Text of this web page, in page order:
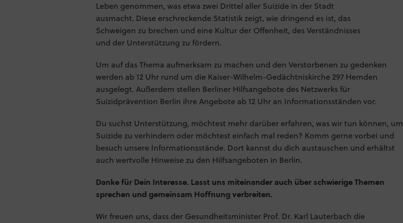
Leben genommen, was etwa zwei Drittel aller Suizide in der Stadt
ausmacht. Diese erschreckende Statistik zeigt, wie dringend es ist, das
Schweigen zu brechen und eine Kultur der Offenheit, des Verständnisses
und der Unterstützung zu fördern.
Um auf das Thema aufmerksam zu machen und den Verstorbenen zu gedenken
werden ab 12 Uhr rund um die Kaiser-Wilhelm-Gedächtniskirche 297 Hemden
ausgelegt. Außerdem stellen Berliner Hilfsangebote des Netzwerks für
Suizidprävention Berlin ihre Angebote ab 12 Uhr an Informationsständen vor.
Du suchst Unterstützung, möchtest mehr darüber erfahren, was wir tun können, um
Suizide zu verhindern oder möchtest einfach mal reden? Komm gerne vorbei und
besuch unsere Informationsstände. Dort kannst du dich austauschen und erhältst
auch wertvolle Hinweise zu den Hilfsangeboten in Berlin.
Danke für Dein Interesse. Lasst uns miteinander auch über schwierige Themen
sprechen und gemeinsam Hoffnung verbreiten.
Wir freuen uns, dass der Gesundheitsminister Prof. Dr. Karl Lauterbach die